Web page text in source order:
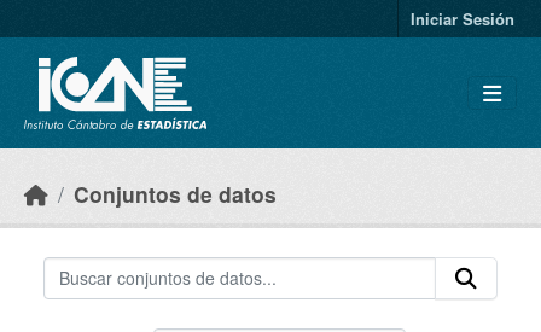
Iniciar Sesión
Conjuntos de datos